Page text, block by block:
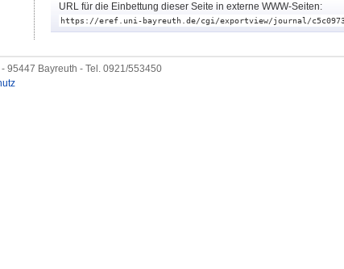
URL für die Einbettung dieser Seite in externe WWW-Seiten:
https://eref.uni-bayreuth.de/cgi/exportview/journal/
- 95447 Bayreuth - Tel. 0921/553450